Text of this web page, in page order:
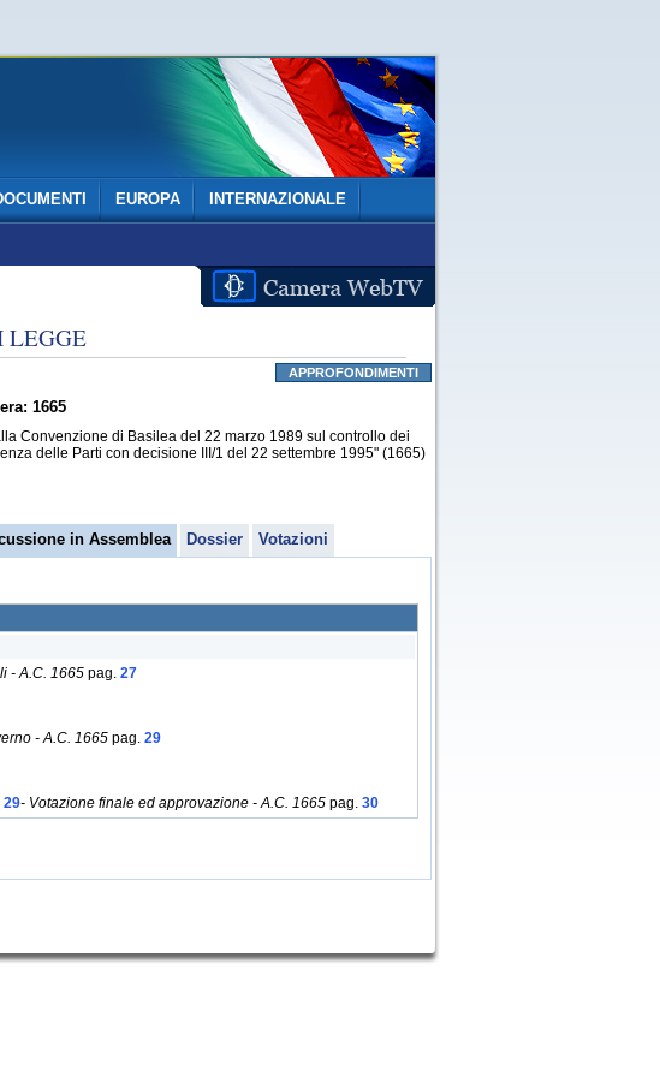
EUROPA INTERNAZIONALE
LEGGE
APPROFONDIMENTI
1665
Convenzione di Basilea del 22 marzo 1989 sul controllo dei
delle Parti con decisione III/1 del 22 settembre 1995" (1665)
in Assemblea Dossier Votazioni
- A.C. 1665 pag. 27
- A.C. 1665 pag. 29
29- Votazione finale ed approvazione - A.C. 1665 pag. 30